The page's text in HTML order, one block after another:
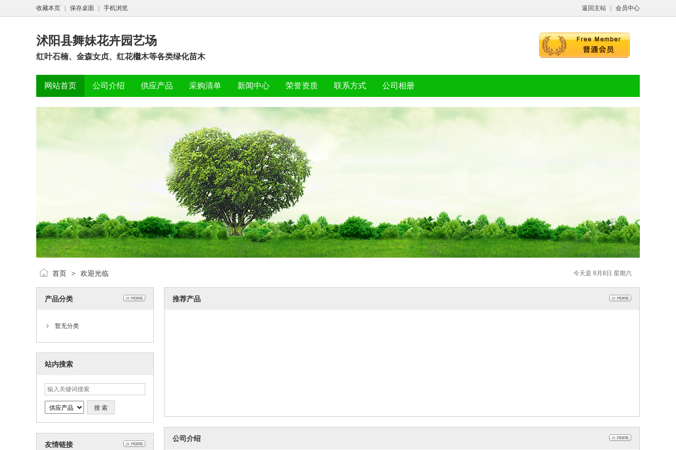
返回主站 会员中心
收藏本页 保存桌面 手机浏览
沭阳县舞妹花卉园艺场
红叶石楠、金森女贞、红花檵木等各类绿化苗木
网站首页 公司介绍 供应产品 采购清单 新闻中心 荣誉资质 联系方式 公司相册
今天是 8月8日 星期六
首页 > 欢迎光临
产品分类
暂无分类
站内搜索
友情链接
推荐产品
公司介绍